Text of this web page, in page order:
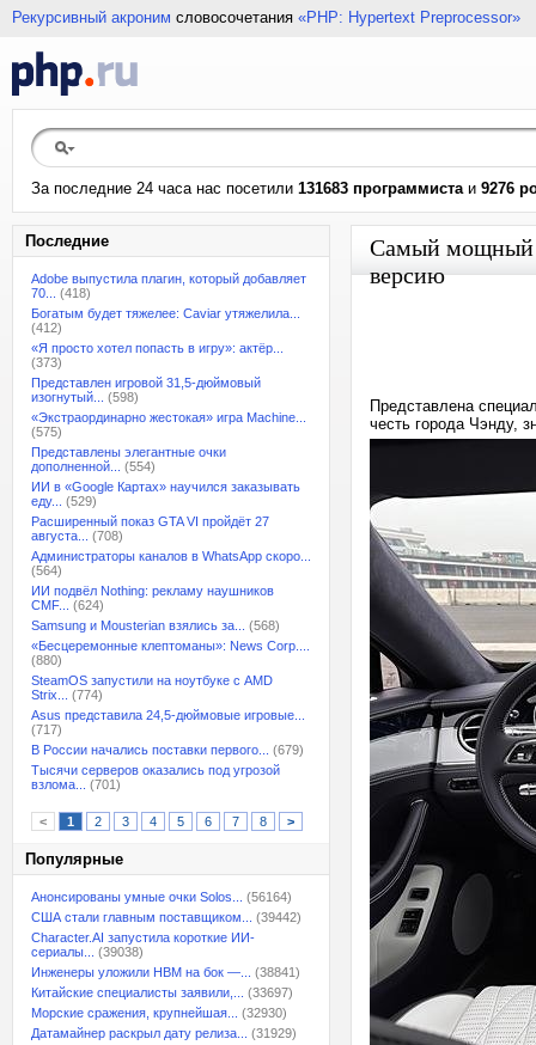
Рекурсивный акроним словосочетания «PHP: Hypertext Preprocessor»
За последние 24 часа нас посетили 131683 программистаи 9276
Последние
Adobe выпустила плагин, который добавляет
70...
(418)
Богатым будет тяжелее: Caviar утяжелила...
(412)
«Я просто хотел попасть в игру»: актёр...
(373)
Представлен игровой 31,5-дюймовый
изогнутый...
(598)
«Экстраординарно жестокая» игра Machine...
(575)
Представлены элегантные очки
дополненной...
(554)
ИИ в «Google Картах» научился заказывать
еду...
(529)
Расширенный показ GTA VI пройдёт 27
августа...
(708)
Администраторы каналов в WhatsApp скоро...
(564)
ИИ подвёл Nothing: рекламу наушников
CMF...
(624)
Samsung и Mousterian взялись за...
(568)
«Бесцеремонные клептоманы»: News Corp....
(880)
SteamOS запустили на ноутбуке с AMD
Strix...
(774)
Asus представила 24,5-дюймовые игровые...
(717)
В России начались поставки первого...
(679)
Тысячи серверов оказались под угрозой
взлома...
(701)
< 1 2 3 4 5 6 7 8 >
Популярные
Анонсированы умные очки Solos...
(56164)
США стали главным поставщиком...
(39442)
Character.AI запустила короткие ИИ-
сериалы...
(39038)
Инженеры уложили HBM на бок —...
(38841)
Китайские специалисты заявили,...
(33697)
Морские сражения, крупнейшая...
(32930)
Датамайнер раскрыл дату релиза...
(31929)
Самый мощный
версию
Представлена
честь города Чэнду,